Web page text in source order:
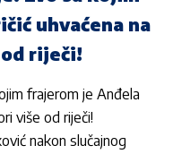
uhvaćena na
riječi!
frajerom je Anđela
više od riječi!
nakon slučajnog